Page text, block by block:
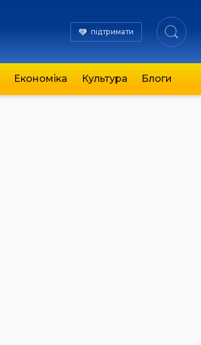
підтримати
Економіка Культура Блоги